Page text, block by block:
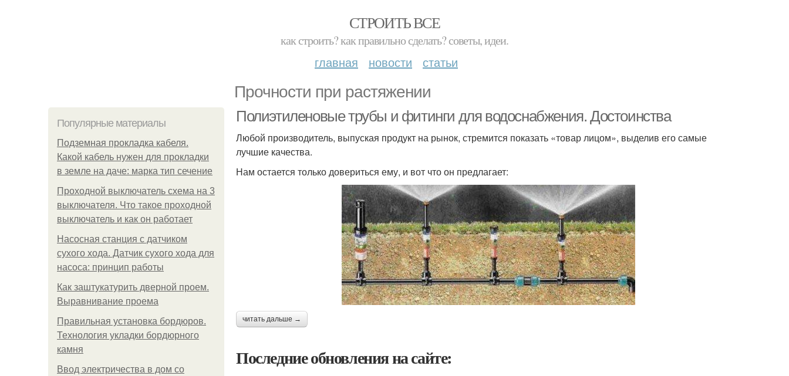
СТРОИТЬ ВСЕ
как строить? как правильно сделать? советы, идеи.
главная новости статьи
Прочности при растяжении
Популярные материалы
Подземная прокладка кабеля.
Какой кабель нужен для прокладки
в земле на даче: марка тип сечение
Проходной выключатель схема на 3
выключателя. Что такое проходной
выключатель и как он работает
Насосная станция с датчиком
сухого хода. Датчик сухого хода для
насоса: принцип работы
Как заштукатурить дверной проем.
Выравнивание проема
Правильная установка бордюров.
Технология укладки бордюрного
камня
Ввод электричества в дом со
Полиэтиленовые трубы и фитинги для водоснабжения. Достоинства
Любой производитель, выпуская продукт на рынок, стремится показать «товар лицом», выделив его самые
лучшие качества.
Нам остается только довериться ему, и вот что он предлагает:
читать дальше →
Последние обновления на сайте: